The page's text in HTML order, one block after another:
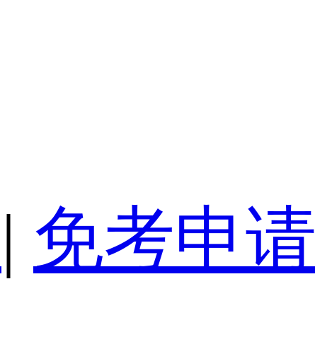
| 免考申请